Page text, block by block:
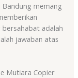
memang
adalah
jawaban atas
Mutiara Copier